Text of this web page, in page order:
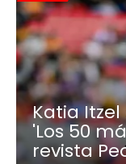
Katia
'Los 50
revista